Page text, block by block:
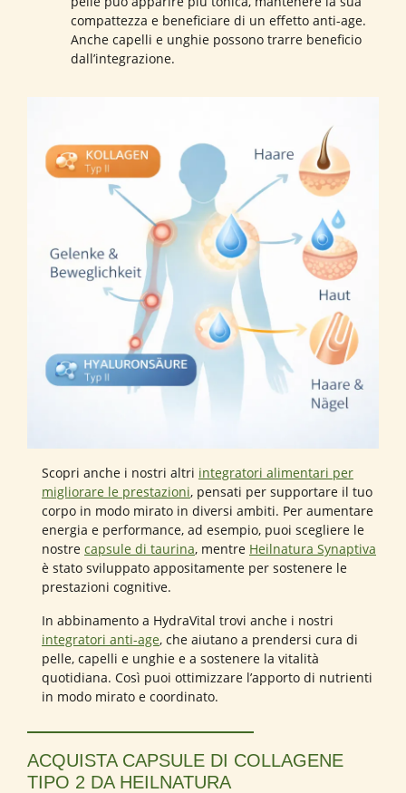
compattezza e beneficiare di un effetto anti-age.
Anche capelli e unghie possono trarre beneficio
dall’integrazione.
Scopri anche i nostri altri integratori alimentari per
migliorare le prestazioni, pensati per supportare il tuo
corpo in modo mirato in diversi ambiti. Per aumentare
energia e performance, ad esempio, puoi scegliere le
nostre capsule di taurina, mentre Heilnatura Synaptiva
è stato sviluppato appositamente per sostenere le
prestazioni cognitive.
In abbinamento a HydraVital trovi anche i nostri
integratori anti-age, che aiutano a prendersi cura di
pelle, capelli e unghie e a sostenere la vitalità
quotidiana. Così puoi ottimizzare l’apporto di nutrienti
in modo mirato e coordinato.
ACQUISTA CAPSULE DI COLLAGENE
TIPO 2 DA HEILNATURA